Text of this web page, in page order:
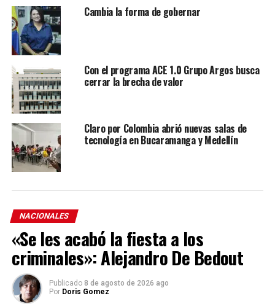
Cambia la forma de gobernar
Con el programa ACE 1.0 Grupo Argos busca
cerrar la brecha de valor
Claro por Colombia abrió nuevas salas de
tecnología en Bucaramanga y Medellín
NACIONALES
«Se les acabó la fiesta a los
criminales»: Alejandro De Bedout
Publicado 8 de agosto de 2026 ago
Por Doris Gomez